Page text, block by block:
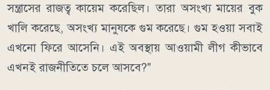
সন্ত্রাসের রাজত্ব কায়েম করেছিল। তারা অসংখ্য মায়ের বুক
খালি করেছে, অসংখ্য মানুষকে গুম করেছে। গুম হওয়া সবাই
এখনো ফিরে আসেনি। এই অবস্থায় আওয়ামী লীগ কীভাবে
এখনই রাজনীতিতে চলে আসবে?"